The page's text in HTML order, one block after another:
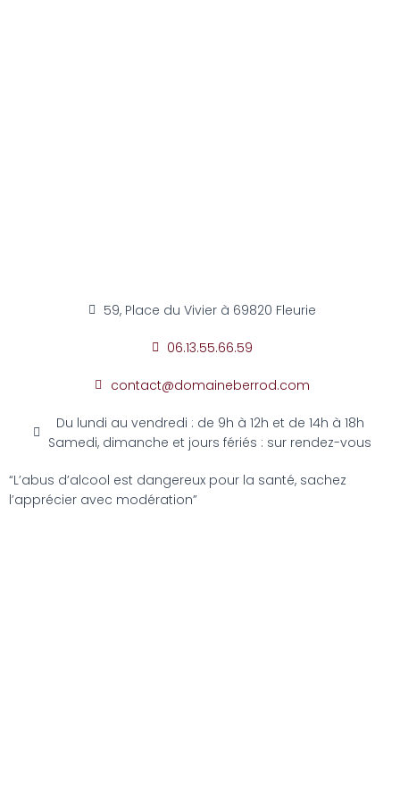
59, Place du Vivier à 69820 Fleurie
06.13.55.66.59
contact@domaineberrod.com
Du lundi au vendredi : de 9h à 12h et de 14h à 18h
Samedi, dimanche et jours fériés : sur rendez-vous
“L’abus d’alcool est dangereux pour la santé, sachez
l’apprécier avec modération”